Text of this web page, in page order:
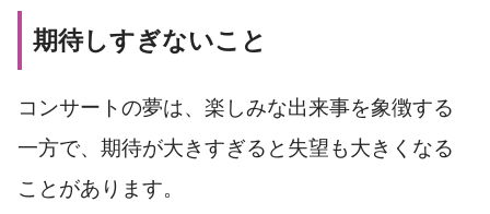
期待しすぎないこと
コンサートの夢は、楽しみな出来事を象徴する
一方で、期待が大きすぎると失望も大きくなる
ことがあります。